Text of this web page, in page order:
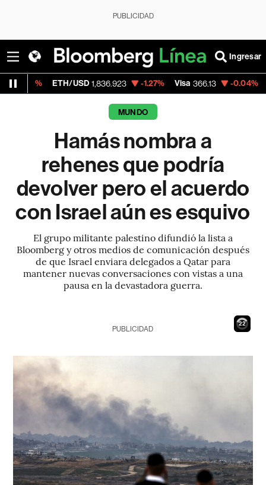
PUBLICIDAD
Ingresar
ETH/USD 1,836.923 -1.27% Visa 366.13 -0.04%
MUNDO
Hamás nombra a
rehenes que podría
devolver pero el acuerdo
con Israel aún es esquivo
El grupo militante palestino difundió la lista a
Bloomberg y otros medios de comunicación después
de que Israel enviara delegados a Qatar para
mantener nuevas conversaciones con vistas a una
pausa en la devastadora guerra.
21
PUBLICIDAD